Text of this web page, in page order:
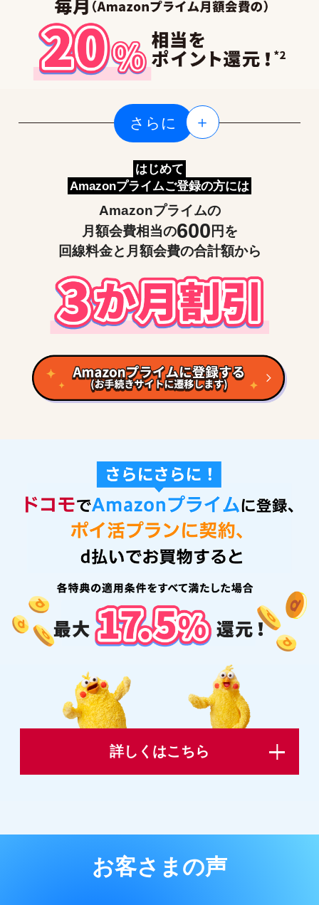
さらに ＋
はじめて
Amazonプライムご登録の方には
Amazonプライムの
月額会費相当の600 円を
回線料金と月額会費の合計額から
詳しくはこちら
お客さまの声